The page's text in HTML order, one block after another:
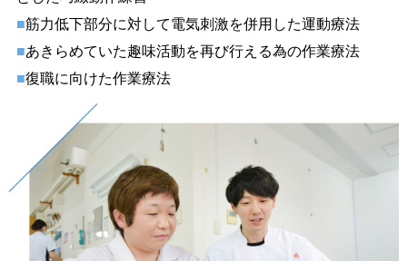
筋力低下部分に対して電気刺激を併用した運動療法
あきらめていた趣味活動を再び行える為の作業療法
復職に向けた作業療法